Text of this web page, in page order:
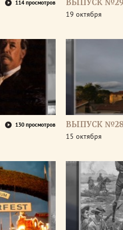
114 просмотров ВЫПУСК
19 октября
130 просмотров ВЫПУСК
15 октября